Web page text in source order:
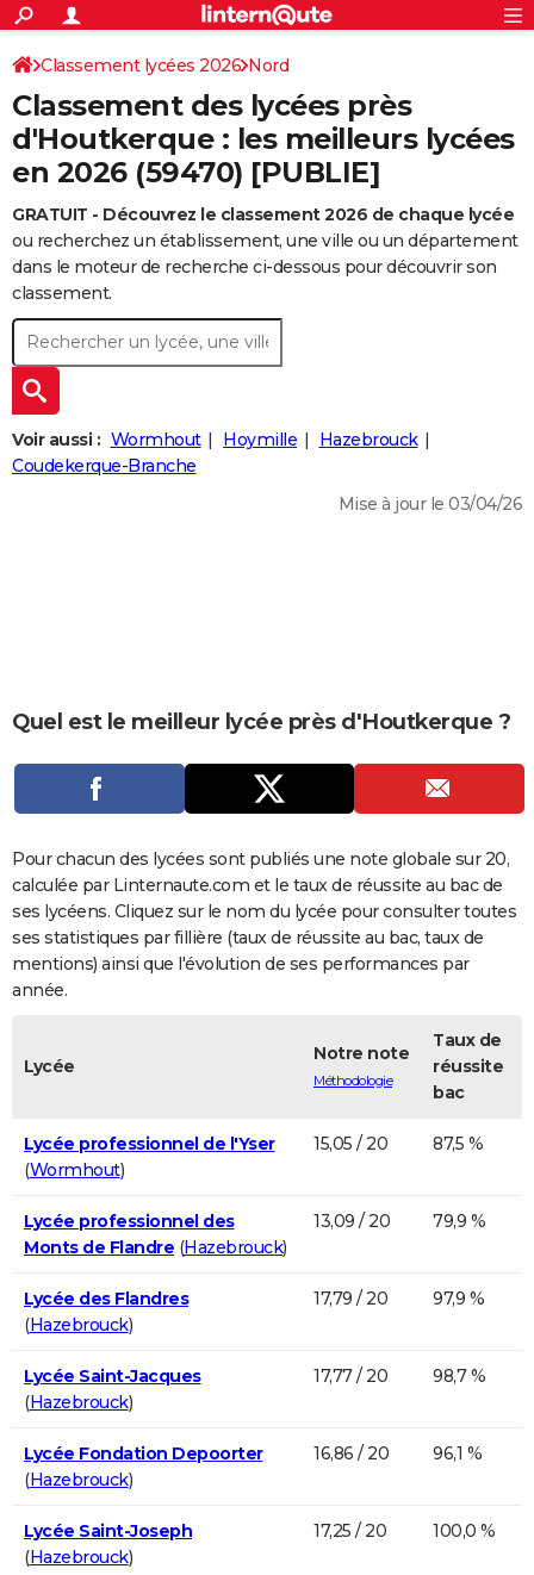
ACTUALITÉS
Politique
Société
Faits Divers
Education
Monde
Villes
+
SPORT
Coupe du monde 2026
Football
Tennis
Cyclisme
Rugby
Forum
CULTURE
Programme TV
TNT
Streaming
Cinéma
Sorties cinéma
Musique
+
FINANCE
Retraite
Impôts
Epargne
Immobilier
Risques naturels par ville
Banque
Assurance
Crédit
AUTO
Essais
Réserver un essai
Citadines
Berlines
SUV
Forum auto
+
HIGH-TECH
BRICOLAGE
Forum
Aménagement intérieur
Extérieur
Cuisine
Salle de bains
Jardinage
Rangement
+WEEK-END
Guides de France
Escapades
Patrimoine
Expositions
Musées
Week-end nature
+
LIFESTYLE
Art de vivre
Bien-être
Loisirs
Mode
Modes de vie
+SANTE
Dictionnaire
Biographies
Expressions
Proverbes
PROGRAMME TV
COPAINS D'AVANT
S'inscrire
Se connecter
Lycées
Collèges
Primaires
Universités
Entreprises
Service militaire
Avis de recherche
AVIS DE DÉCÈS
FORUM
Bricolage
Lifestyle
Culture
Sport
Auto
Television
Voyage
Cinema
S'inscrire
Connexion
Classement lycées 2026 Nord
Classement des lycées près
d'Houtkerque : les meilleurs lycées
en 2026 (59470) [PUBLIE]
GRATUIT - Découvrez le classement 2026 de chaque lycée
ou recherchez un établissement, une ville ou un département
dans le moteur de recherche ci-dessous pour découvrir son
classement.
Voir aussi : Wormhout Hoymille
Hazebrouck
Coudekerque-Branche
Mise à jour le 03/04/26
Quel est le meilleur lycée près d'Houtkerque ?
Pour chacun des lycées sont publiés une note globale sur 20,
calculée par Linternaute.com et le taux de réussite au bac de
ses lycéens. Cliquez sur le nom du lycée pour consulter toutes
ses statistiques par fillière (taux de réussite au bac, taux de
mentions) ainsi que l'évolution de ses performances par
année.
Lycée
Notre note
Méthodologie
Taux de
réussite
bac
Lycée professionnel de l'Yser
(Wormhout)
15,05 / 20 87,5 %
Lycée professionnel des
Monts de Flandre (Hazebrouck)
13,09 / 20 79,9 %
Lycée des Flandres
(Hazebrouck)
17,79 / 20 97,9 %
Lycée Saint-Jacques
(Hazebrouck)
17,77 / 20 98,7 %
Lycée Fondation Depoorter
(Hazebrouck)
16,86 / 20 96,1 %
Lycée Saint-Joseph
(Hazebrouck)
17,25 / 20 100,0 %